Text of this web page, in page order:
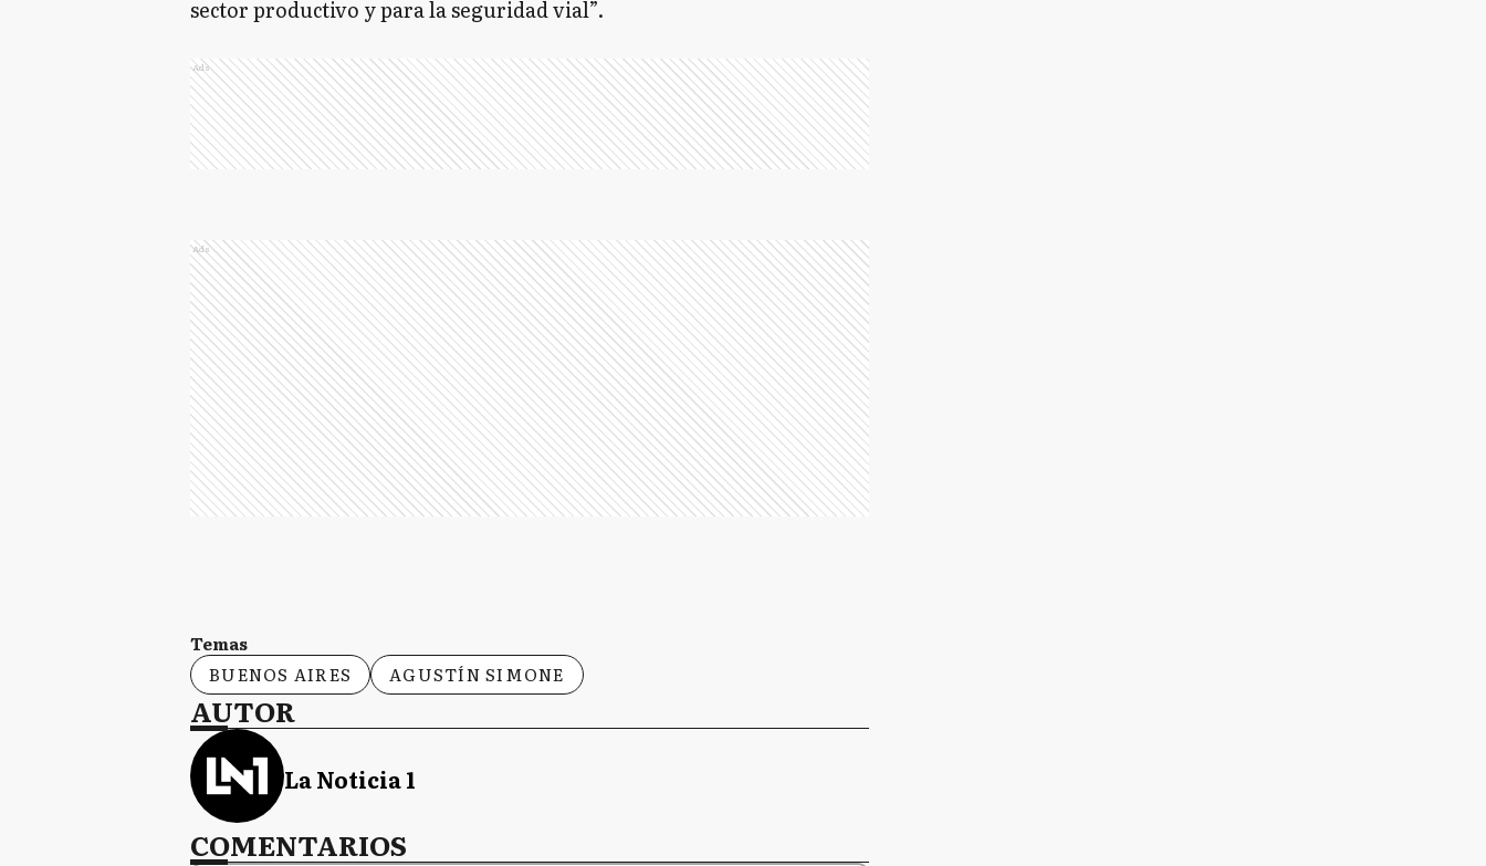
sector productivo y para la seguridad vial”.
Ads
Ads
Temas
BUENOS AIRES
AGUSTÍN SIMONE
AUTOR
La Noticia 1
COMENTARIOS